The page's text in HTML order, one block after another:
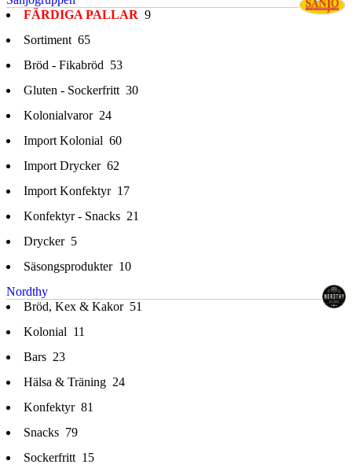
FÄRDIGA PALLAR 9
Sortiment 65
Bröd - Fikabröd 53
Gluten - Sockerfritt 30
Kolonialvaror 24
Import Kolonial 60
Import Drycker 62
Import Konfektyr 17
Konfektyr - Snacks 21
Drycker 5
Säsongsprodukter 10
Nordthy
Bröd, Kex & Kakor 51
Kolonial 11
Bars 23
Hälsa & Träning 24
Konfektyr 81
Snacks 79
Sockerfritt 15